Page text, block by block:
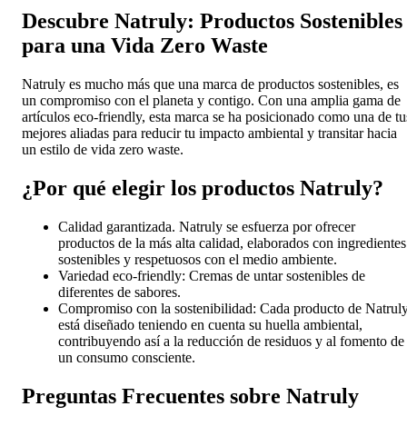
Descubre Natruly: Productos Sostenibles
para una Vida Zero Waste
Natruly es mucho más que una marca de productos sostenibles, es
un compromiso con el planeta y contigo. Con una amplia gama de
artículos eco-friendly, esta marca se ha posicionado como una de
mejores aliadas para reducir tu impacto ambiental y transitar hacia
un estilo de vida zero waste.
¿Por qué elegir los productos Natruly?
Calidad garantizada. Natruly se esfuerza por ofrecer
productos de la más alta calidad, elaborados con ingredientes
sostenibles y respetuosos con el medio ambiente.
Variedad eco-friendly: Cremas de untar sostenibles de
diferentes de sabores.
Compromiso con la sostenibilidad: Cada producto de
está diseñado teniendo en cuenta su huella ambiental,
contribuyendo así a la reducción de residuos y al fomento de
un consumo consciente.
Preguntas Frecuentes sobre Natruly